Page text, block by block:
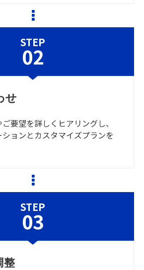
STEP
02
せ
要望を詳しくヒアリングし、
ョンとカスタマイズプランを
STEP
03
整